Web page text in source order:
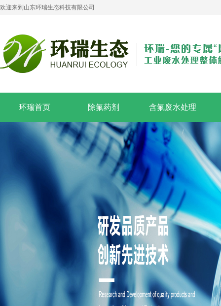
欢迎来到山东环瑞生态科技有限公司
环瑞首页 除氟药剂 含氟废水处理